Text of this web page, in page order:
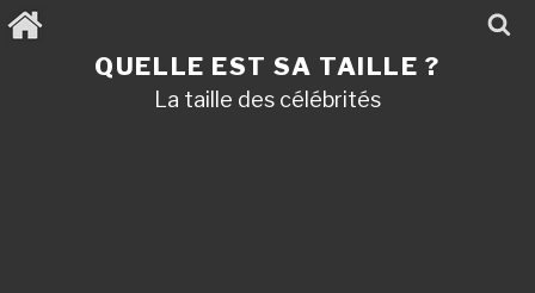
Aller
au
QUELLE EST SA TAILLE ?
La taille des célébrités